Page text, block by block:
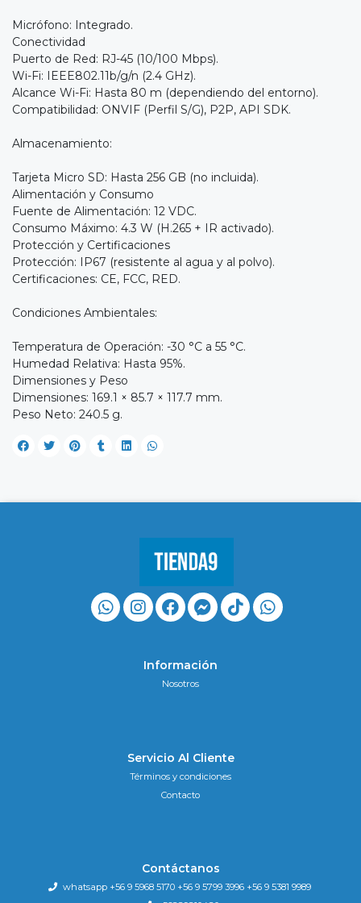
Micrófono: Integrado.
Conectividad
Puerto de Red: RJ-45 (10/100 Mbps).
Wi-Fi: IEEE802.11b/g/n (2.4 GHz).
Alcance Wi-Fi: Hasta 80 m (dependiendo del entorno).
Compatibilidad: ONVIF (Perfil S/G), P2P, API SDK.
Almacenamiento:
Tarjeta Micro SD: Hasta 256 GB (no incluida).
Alimentación y Consumo
Fuente de Alimentación: 12 VDC.
Consumo Máximo: 4.3 W (H.265 + IR activado).
Protección y Certificaciones
Protección: IP67 (resistente al agua y al polvo).
Certificaciones: CE, FCC, RED.
Condiciones Ambientales:
Temperatura de Operación: -30 °C a 55 °C.
Humedad Relativa: Hasta 95%.
Dimensiones y Peso
Dimensiones: 169.1 × 85.7 × 117.7 mm.
Peso Neto: 240.5 g.
Información
Nosotros
Servicio Al Cliente
Términos y condiciones
Contacto
Contáctanos
whatsapp +56 9 5968 5170 +56 9 5799 3996 +56 9 5381 9989